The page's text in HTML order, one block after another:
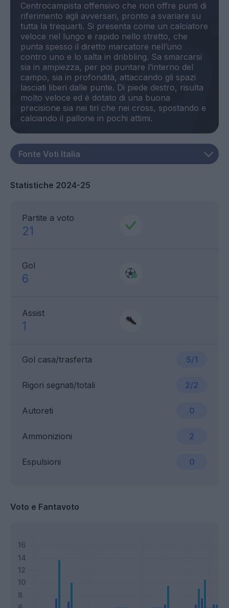
Centrocampista offensivo che non offre punti di
riferimento agli avversari, pronto a svariare su
tutta la trequarti. Si presenta come un calciatore
veloce nel lungo e rapido nello stretto, che
punta spesso il diretto marcatore nell’uno
contro uno e lo salta in dribbling. Sa smarcarsi
sia in ampiezza, per poi puntare l’interno del
campo, sia in profondità, attaccando gli spazi
lasciati liberi dalle punte. Di piede destro, risulta
molto veloce ed è dotato di una buona
precisione sia nei tiri che nei cross, spostando e
Statistiche 2024-25
Partite a voto
21
Gol
6
Assist
1
Gol casa/trasferta 5/1
Ammonizioni 2
Rigori segnati/totali 2/2
Espulsioni 0
Autoreti 0
Voto e Fantavoto